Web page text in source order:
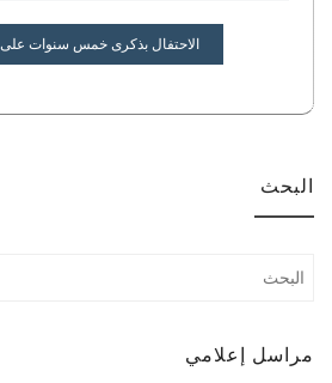
الاحتفال بذكرى خمس سنوات على
البحث
Search
مراسل إعلامي